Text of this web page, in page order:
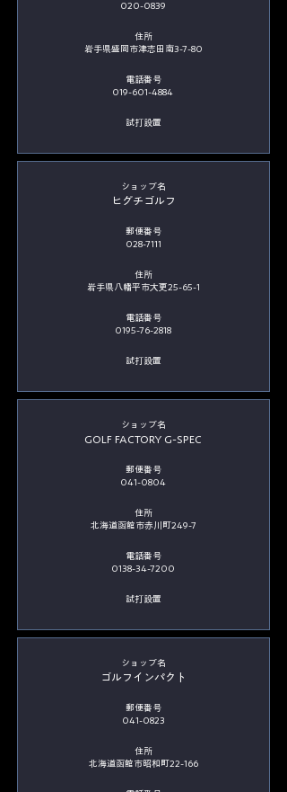
020-0839
住所
岩手県盛岡市津志田南3-7-80
電話番号
019-601-4884
​試打設置
​ショップ名
ヒグチゴルフ
郵便番号
028-7111
住所
岩手県八幡平市大更25-65-1
電話番号
0195-76-2818
​試打設置
​ショップ名
GOLF FACTORY G-SPEC
郵便番号
041-0804
住所
北海道函館市赤川町249-7
電話番号
0138-34-7200
​試打設置
​ショップ名
ゴルフインパクト
郵便番号
041-0823
住所
北海道函館市昭和町22-166